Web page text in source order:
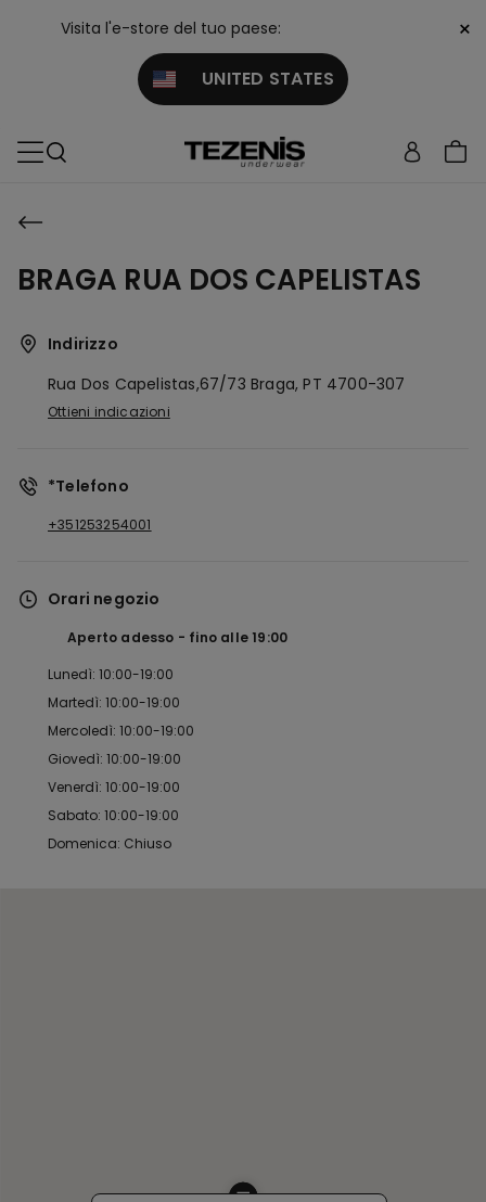
Visita l'e-store del tuo paese:
UNITED STATES
×
BRAGA RUA DOS CAPELISTAS
Indirizzo
Rua Dos Capelistas,67/73 Braga, PT 4700-307
Ottieni indicazioni
*Telefono
+351253254001
Orari negozio
Aperto adesso fino alle 19:00
Lunedì: 10:00-19:00
Martedì: 10:00-19:00
Mercoledì: 10:00-19:00
Giovedì: 10:00-19:00
Venerdì: 10:00-19:00
Sabato: 10:00-19:00
Domenica: Chiuso